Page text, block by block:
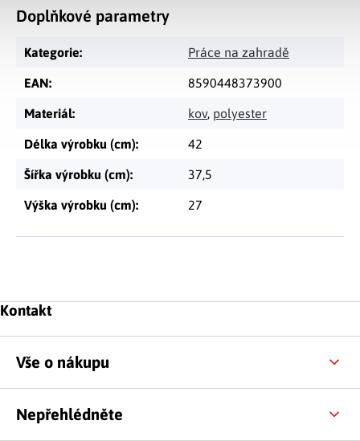
Doplňkové parametry
Kategorie: Práce na zahradě
EAN: 8590448373900
Materiál: kov, polyester
Délka výrobku (cm): 42
Šířka výrobku (cm): 37,5
Výška výrobku (cm): 27
Zápatí
Kontakt
Vše o nákupu
Nepřehlédněte